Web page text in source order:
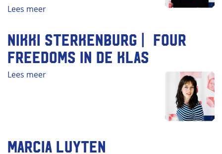
Lees meer
Nikki Sterkenburg | Four
Freedoms in de klas
Lees meer
Marcia Luyten